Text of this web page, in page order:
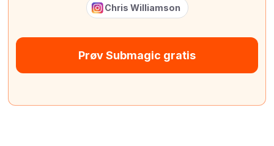
Chris Williamson
Prøv Submagic gratis